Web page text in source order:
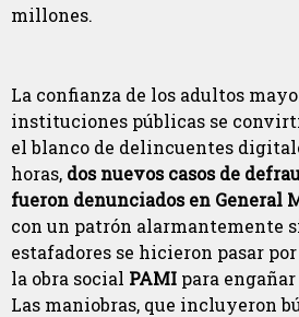
millones.
La confianza de los adultos
instituciones públicas se
el blanco de delincuentes
horas, dos nuevos casos de
fueron denunciados en General
con un patrón alarmantemente
estafadores se hicieron pasar
la obra social PAMI para
Las maniobras, que incluyeron